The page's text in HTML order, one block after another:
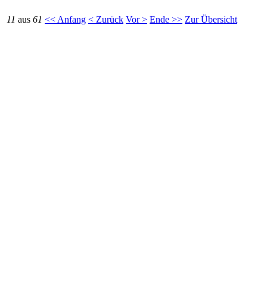
11 aus 61 << Anfang < Zurück Vor > Ende >> Zur Übersicht